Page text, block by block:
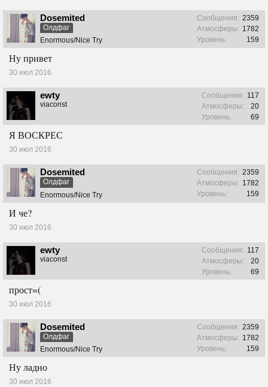
Dosemited
Олдфаг
Enormous/Nice Try
Сообщения: 2359
Атмосферы: 1782
Уровень:
159
Ну привет
30 июл 2016
ewty
viaconst
Сообщения: 117
Атмосферы:
20
Уровень:
69
Я ВОСКРЕС
30 июл 2016
Dosemited
Олдфаг
Enormous/Nice Try
Сообщения: 2359
Атмосферы: 1782
Уровень:
159
И че?
30 июл 2016
ewty
viaconst
Сообщения: 117
Атмосферы:
20
Уровень:
69
прост=(
30 июл 2016
Dosemited
Олдфаг
Enormous/Nice Try
Сообщения: 2359
Атмосферы: 1782
Уровень:
159
Ну ладно
30 июл 2016